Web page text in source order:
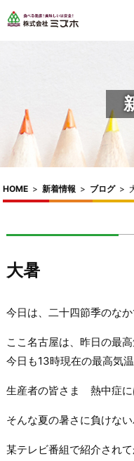
HOME > 新着情報 > ブログ>
大暑
今日は、二十四節季のな
ここ名古屋は、昨日の最
今日も13時現在の最高気
生産者の皆さま 熱中症に
そんな夏の暑さに負けな
某テレビ番組で紹介され